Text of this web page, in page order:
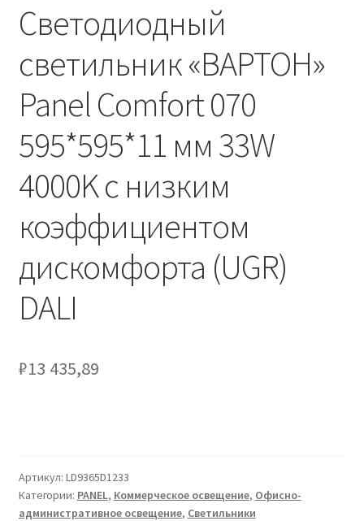
Обозначения стандартных установочных мест
кронштейнов «Opora Engineering»
Отправить заявку
Оформление заказа
Политика конфиденциальности
Сертификаты
Таблица выбора вводного щитка
Светодиодный
светильник «ВАРТОН»
Panel Comfort 070
595*595*11 мм 33W
4000K с низким
коэффициентом
дискомфорта (UGR)
DALI
₽13 435,89
Артикул: LD9365D1233
Категории: PANEL, Коммерческое освещение, Офисно-
административное освещение, Светильники